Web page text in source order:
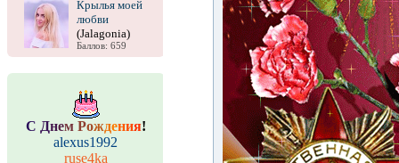
Крылья моей
любви
(Jalagonia)
Баллов: 659
С Днем Рождения!
alexus1992
ruse4ka